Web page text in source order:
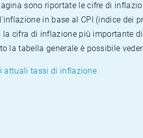
sono riportate le cifre di
in base al CPI (indice dei
cifra di inflazione più importante
la tabella generale è possibile
attuali tassi di inflazione